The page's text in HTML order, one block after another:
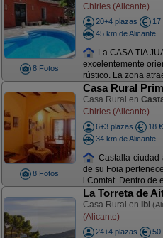
8 Fotos
Chirles (Alicante)
20+4 plazas
17
45 km de Alicante
La CASA TIA
excelentemente
rústico. La zona
8 Fotos
Casa Rural
Casa Rural en
Chirles (Alicante)
6+3 plazas
18 €
34 km de Alicante
Castalla ciudad
de su Foia
i Comtat. Dentro de
La Torreta de
Casa Rural en Ibi
(Alicante)
24+4 plazas
50